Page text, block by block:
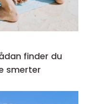
finder du
smerter